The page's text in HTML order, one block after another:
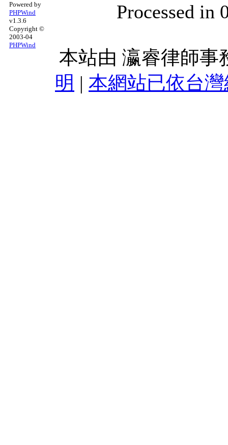
Powered by
PHPWind
v1.3.6
Copyright ©
2003-04
PHPWind
Processed in
本站由 瀛睿律師事
明 | 本網站已依台